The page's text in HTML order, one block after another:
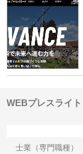
WEBプレスライト
士業（専門職種）